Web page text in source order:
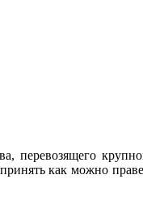
перевозящего
как можно